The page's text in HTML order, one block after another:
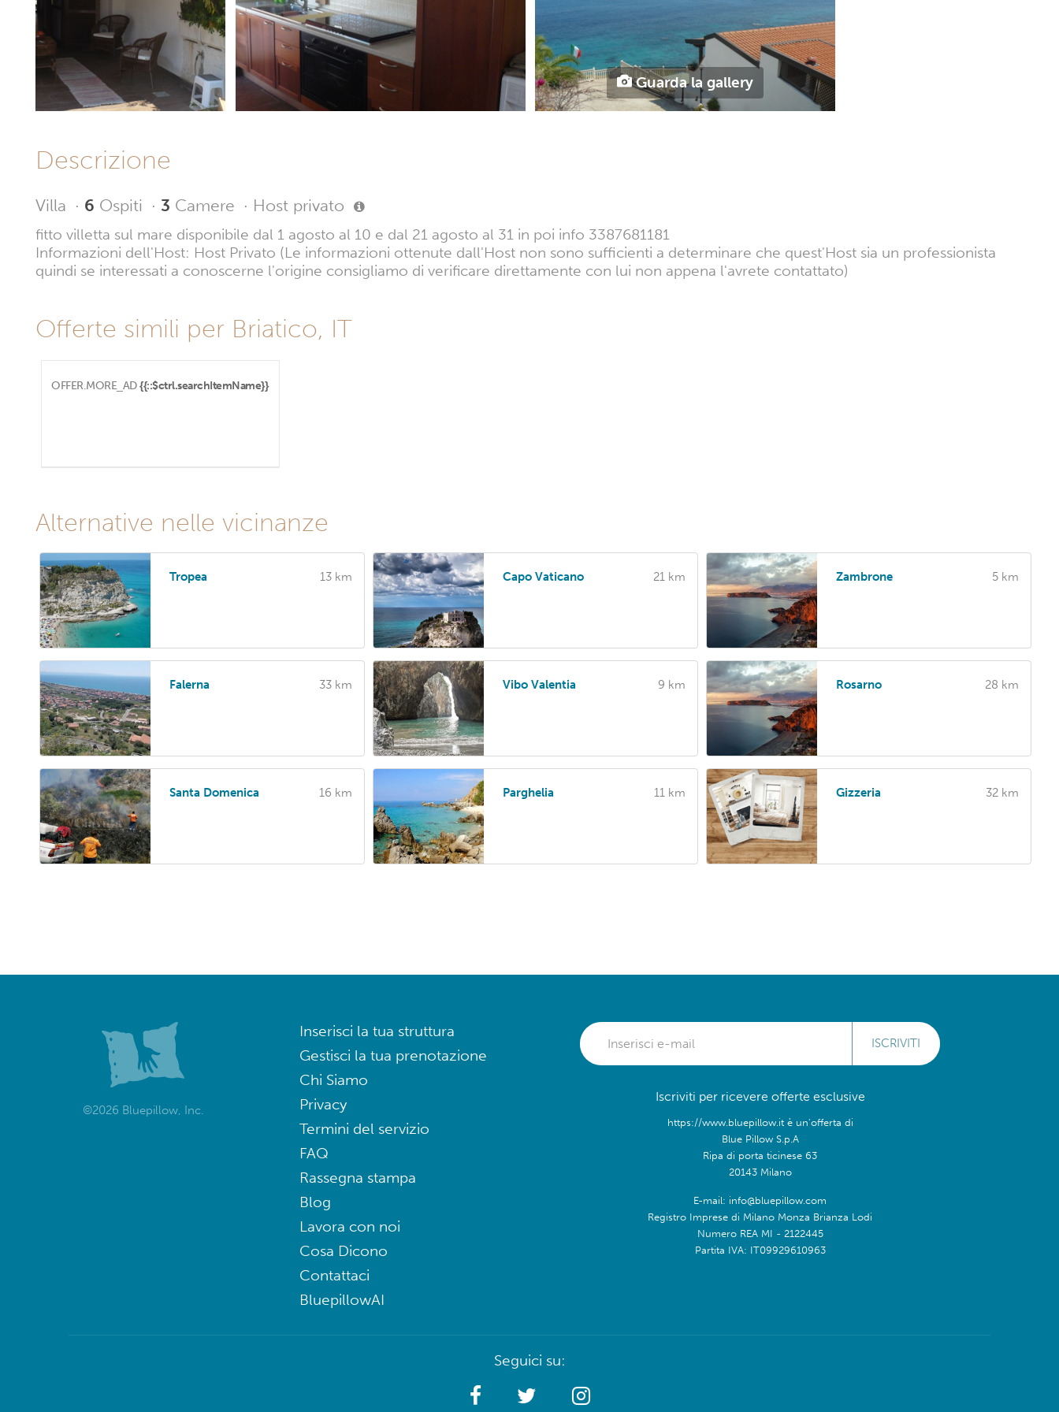
Guarda la gallery
Descrizione
Villa · 6 Ospiti · 3 Camere · Host privato
fitto villetta sul mare disponibile dal 1 agosto al 10 e dal 21 agosto al 31 in poi info 3387681181
Informazioni dell'Host: Host Privato (Le informazioni ottenute dall'Host non sono sufficienti a determinare che quest'Host sia un professionista
quindi se interessati a conoscerne l'origine consigliamo di verificare direttamente con lui non appena l'avrete contattato)
Offerte simili per Briatico, IT
OFFER.MORE_AD {{::$ctrl.searchItemName}}
Alternative nelle vicinanze
Tropea 13 km Capo Vaticano 21 km Zambrone 5 km
Falerna 33 km Vibo Valentia 9 km Rosarno 28 km
Santa Domenica 16 km Parghelia 11 km Gizzeria 32 km
©2026 Bluepillow, Inc.
Inserisci la tua struttura
Gestisci la tua prenotazione
Chi Siamo
Privacy
Termini del servizio
FAQ
Rassegna stampa
Blog
Lavora con noi
Cosa Dicono
Contattaci
BluepillowAI
ISCRIVITI
Iscriviti per ricevere offerte esclusive
https://www.bluepillow.it è un'offerta di
Blue Pillow S.p.A
Ripa di porta ticinese 63
20143 Milano
E-mail: info@bluepillow.com
Registro Imprese di Milano Monza Brianza Lodi
Numero REA MI - 2122445
Partita IVA: IT09929610963
Seguici su: